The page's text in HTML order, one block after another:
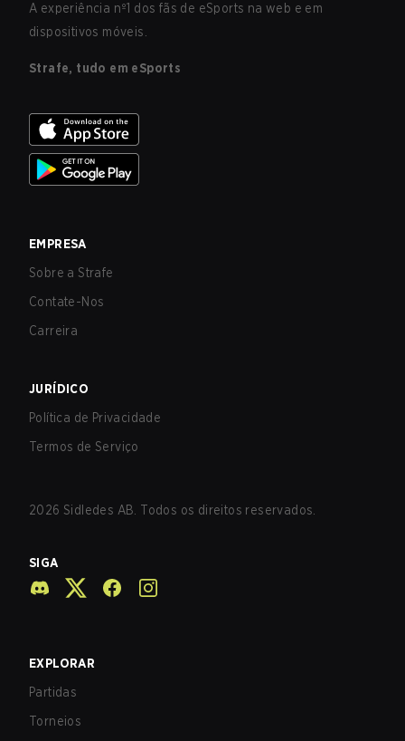
A experiência nº1 dos fãs de eSports na web e em
dispositivos móveis.
Strafe, tudo em eSports
EMPRESA
Sobre a Strafe
Contate-Nos
Carreira
JURÍDICO
Política de Privacidade
Termos de Serviço
2026 Sidledes AB. Todos os direitos reservados.
SIGA
EXPLORAR
Partidas
Torneios